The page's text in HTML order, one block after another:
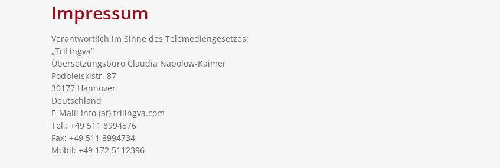
Impressum
Verantwortlich im Sinne des Telemediengesetzes:
„TriLingva“
Übersetzungsbüro Claudia Napolow-Kaimer
Podbielskistr. 87
30177 Hannover
Deutschland
E-Mail: info (at) trilingva.com
Tel.: +49 511 8994576
Fax: +49 511 8994734
Mobil: +49 172 5112396